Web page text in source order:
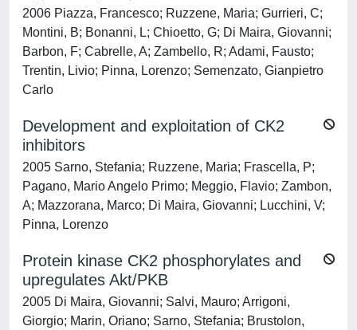
2006 Piazza, Francesco; Ruzzene, Maria; Gurrieri, C;
Montini, B; Bonanni, L; Chioetto, G; Di Maira, Giovanni;
Barbon, F; Cabrelle, A; Zambello, R; Adami, Fausto;
Trentin, Livio; Pinna, Lorenzo; Semenzato, Gianpietro
Carlo
Development and exploitation of CK2
inhibitors
2005 Sarno, Stefania; Ruzzene, Maria; Frascella, P;
Pagano, Mario Angelo Primo; Meggio, Flavio; Zambon,
A; Mazzorana, Marco; Di Maira, Giovanni; Lucchini, V;
Pinna, Lorenzo
Protein kinase CK2 phosphorylates and
upregulates Akt/PKB
2005 Di Maira, Giovanni; Salvi, Mauro; Arrigoni,
Giorgio; Marin, Oriano; Sarno, Stefania; Brustolon,